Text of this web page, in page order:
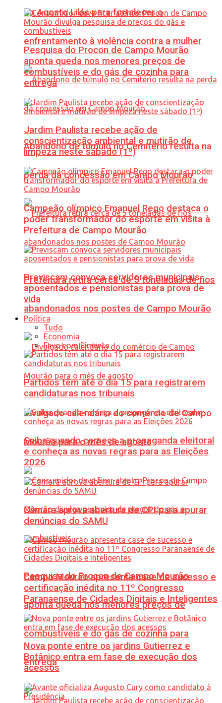
do Agosto Lilás para fortalecer o
enfrentamento à violência contra a mulher
Abandono de túmulo no Cemitério resulta na
perda da concessão em Campo Mourão
Prefeitura retira cerca de 5 toneladas de fios
abandonados nos postes de Campo Mourão
Divulgado calendário do comércio de Campo
Mourão para o mês de agosto
Pesquisa do Procon de Campo Mourão
aponta queda nos menores preços de
combustíveis e do gás de cozinha para
entrega
Pesquisa do Procon de Campo Mourão
aponta queda nos menores preços de
combustíveis e do gás de cozinha para
entrega
Jardim Paulista recebe ação de
conscientização ambiental e mutirão de
limpeza neste sábado (1º)
Campeão olímpico Emanuel Rego destaca o
poder transformador do esporte em visita à
Prefeitura de Campo Mourão
Previscam convoca servidores municipais
aposentados e pensionistas para prova de
vida
Política
Tudo
Economia
Favo com Pimenta
Partidos têm até o dia 15 para registrarem
candidaturas nos tribunais
Saiba quando começa a propaganda eleitoral
e conheça as novas regras para as Eleições
2026
Câmara aprova abertura de CPI para apurar
denúncias do SAMU
Campo Mourão apresenta case de sucesso e
certificação inédita no 11º Congresso
Paranaense de Cidades Digitais e Inteligentes
Nova ponte entre os jardins Gutierrez e
Botânico entra em fase de execução dos
acessos